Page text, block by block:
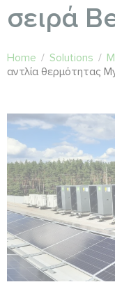
σειρά
Home / Solutions /
αντλία θερμότητας